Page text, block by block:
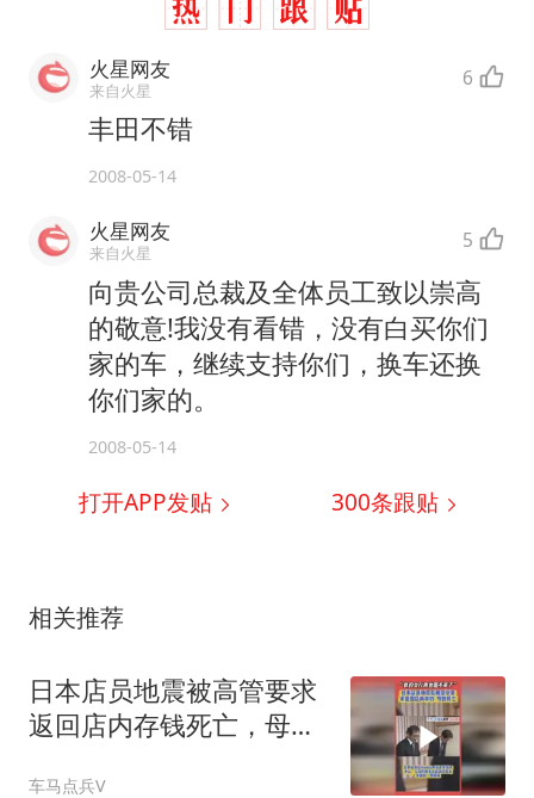
火星网友
来自火星 6
丰田不错
2008-05-14
火星网友
来自火星 5
向贵公司总裁及全体员工致以崇高
的敬意!我没有看错，没有白买你们
家的车，继续支持你们，换车还换
你们家的。
2008-05-14
打开APP发贴 300条跟贴
相关推荐
日本店员地震被高管要求
返回店内存钱死亡，母
车马点兵V